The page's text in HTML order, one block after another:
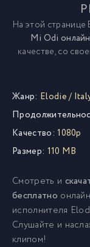
На этой
Mi Odi онлайн
качестве, со
Жанр: Elodie/
Качество: 1080p
Размер: 110 MB
Смотреть и
бесплатно
исполнителя
Слушайте и
клипом!